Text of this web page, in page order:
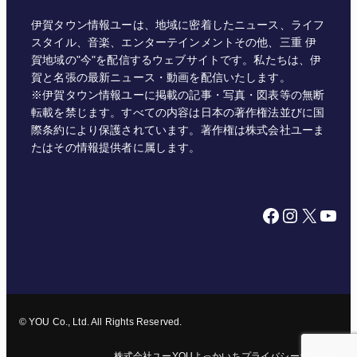
伊賀タウン情報ユーは、地域に密着したニュース、ライフ
スタイル、音楽、エンターテインメントその他、三重 伊
賀地域の"今"を配信するウェブサイトです。私たちは、伊
賀と名張の最新ニュース・動画を配信いたします。
※伊賀タウン情報ユーに掲載の記事・写真・図表等の無断
転載を禁じます。すべての内容は日本の著作権法並びに国
際条約により保護されています。著作権は株式会社ユーま
たはその情報提供者に属します。
Facebook Instagram X YouTube
© YOU Co., Ltd. All Rights Reserved.